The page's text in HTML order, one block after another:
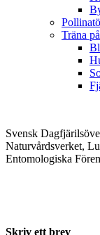
Träna
Svensk
Naturvårdsverket,
Entomologiska
Skriv ett brev